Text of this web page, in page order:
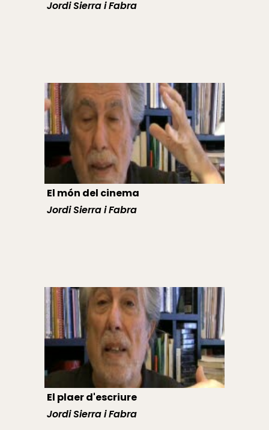
Jordi Sierra i Fabra
El món del cinema
Jordi Sierra i Fabra
El plaer d'escriure
Jordi Sierra i Fabra